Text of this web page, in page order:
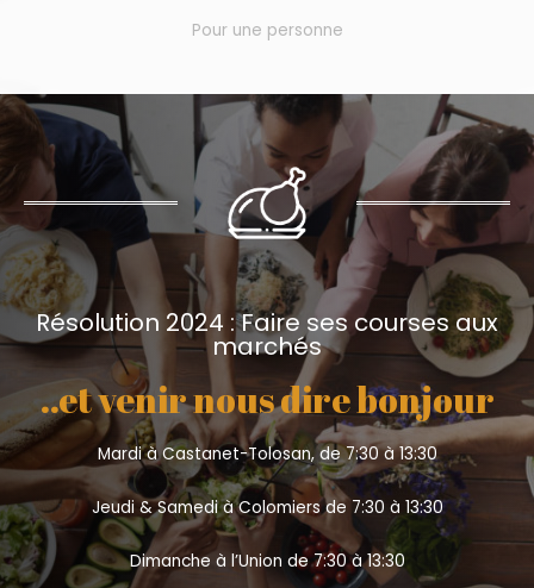
Pour une personne
Résolution 2024 : Faire ses courses aux
marchés
..et venir nous dire bonjour
Mardi à Castanet-Tolosan, de 7:30 à 13:30
Jeudi & Samedi à Colomiers de 7:30 à 13:30
Dimanche à l’Union de 7:30 à 13:30